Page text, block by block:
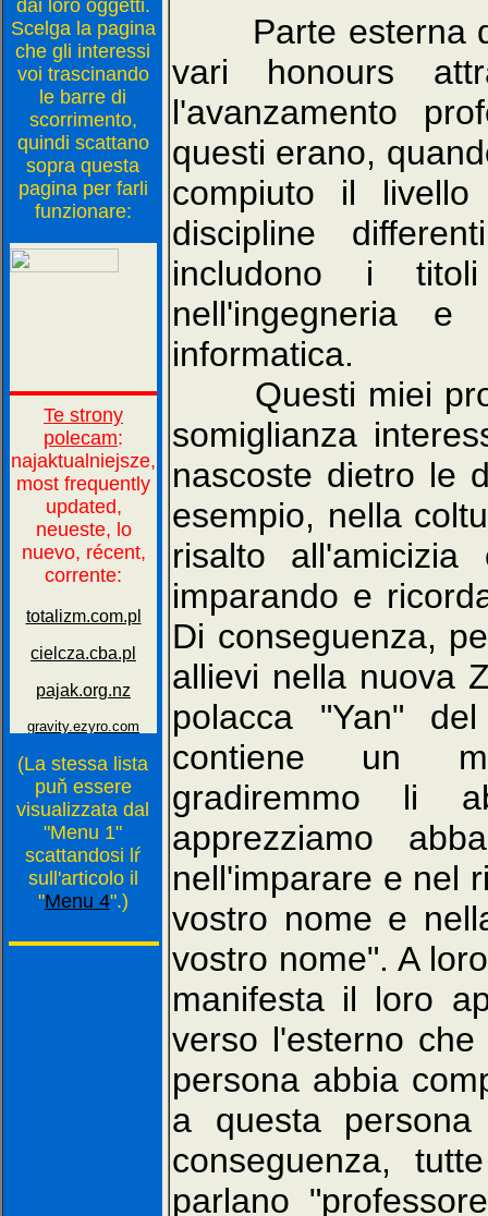
dai loro oggetti.
Scelga la pagina
che gli interessi
voi trascinando
le barre di
scorrimento,
quindi scattano
sopra questa
pagina per farli
funzionare:
(La stessa lista
puň essere
visualizzata dal
"Menu 1"
scattandosi lŕ
sull'articolo il
"Menu 4".)
Parte esterna
vari honours
l'avanzamento
questi erano,
compiuto il
discipline
includono i
nell'ingegneria
informatica.
Questi miei
somiglianza
nascoste dietro le
esempio, nella
risalto all'amicizia
imparando e
Di conseguenza,
allievi nella nuova
polacca "Yan"
contiene un
gradiremmo li
apprezziamo
nell'imparare e nel
vostro nome e
vostro nome". A
manifesta il loro
verso l'esterno
persona abbia
a questa
conseguenza,
parlano